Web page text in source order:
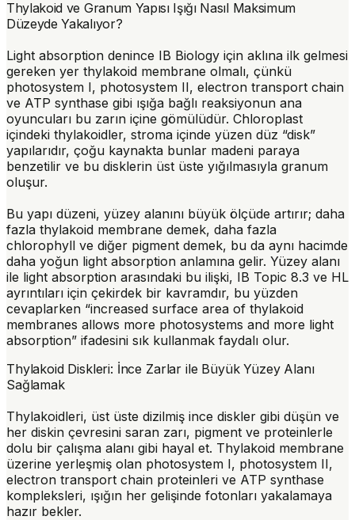
Thylakoid ve Granum Yapısı Işığı Nasıl Maksimum
Düzeyde Yakalıyor?
Light absorption denince IB Biology için aklına ilk gelmesi
gereken yer thylakoid membrane olmalı, çünkü
photosystem I, photosystem II, electron transport chain
ve ATP synthase gibi ışığa bağlı reaksiyonun ana
oyuncuları bu zarın içine gömülüdür. Chloroplast
içindeki thylakoidler, stroma içinde yüzen düz “disk”
yapılarıdır, çoğu kaynakta bunlar madeni paraya
benzetilir ve bu disklerin üst üste yığılmasıyla granum
oluşur.
Bu yapı düzeni, yüzey alanını büyük ölçüde artırır; daha
fazla thylakoid membrane demek, daha fazla
chlorophyll ve diğer pigment demek, bu da aynı hacimde
daha yoğun light absorption anlamına gelir. Yüzey alanı
ile light absorption arasındaki bu ilişki, IB Topic 8.3 ve HL
ayrıntıları için çekirdek bir kavramdır, bu yüzden
cevaplarken “increased surface area of thylakoid
membranes allows more photosystems and more light
absorption” ifadesini sık kullanmak faydalı olur.
Thylakoid Diskleri: İnce Zarlar ile Büyük Yüzey Alanı
Sağlamak
Thylakoidleri, üst üste dizilmiş ince diskler gibi düşün ve
her diskin çevresini saran zarı, pigment ve proteinlerle
dolu bir çalışma alanı gibi hayal et. Thylakoid membrane
üzerine yerleşmiş olan photosystem I, photosystem II,
electron transport chain proteinleri ve ATP synthase
kompleksleri, ışığın her gelişinde fotonları yakalamaya
hazır bekler.